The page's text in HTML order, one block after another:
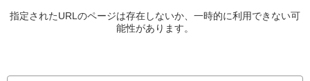
指定されたURLのページは存在しないか、一時的に利用できない可
能性があります。